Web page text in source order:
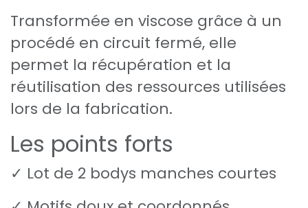
Transformée en viscose grâce à un
procédé en circuit fermé, elle
permet la récupération et la
réutilisation des ressources utilisées
lors de la fabrication.
Les points forts
✓ Lot de 2 bodys manches courtes